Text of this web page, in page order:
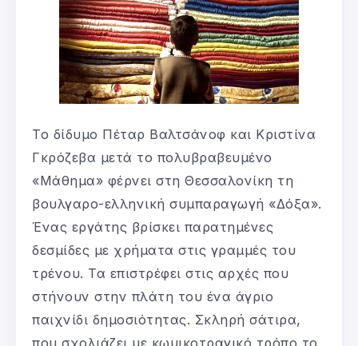
Το δίδυμο Πέταρ Βαλτσάνοφ και Κριστίνα
Γκρόζεβα μετά το πολυβραβευμένο
«Μάθημα» φέρνει στη Θεσσαλονίκη τη
βουλγαρο-ελληνική συμπαραγωγή «Δόξα».
Ένας εργάτης βρίσκει παρατημένες
δεσμίδες με χρήματα στις γραμμές του
τρένου. Τα επιστρέφει στις αρχές που
στήνουν στην πλάτη του ένα άγριο
παιχνίδι δημοσιότητας. Σκληρή σάτιρα,